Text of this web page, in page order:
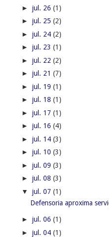
► jul. 26 (1)
► jul. 25 (2)
► jul. 24 (2)
► jul. 23 (1)
► jul. 22 (2)
► jul. 21 (7)
► jul. 19 (1)
► jul. 18 (1)
► jul. 17 (1)
► jul. 16 (4)
► jul. 14 (3)
► jul. 10 (3)
► jul. 09 (3)
► jul. 08 (3)
▼ jul. 07 (1)
Defensoria aproxima
► jul. 06 (1)
► jul. 04 (1)